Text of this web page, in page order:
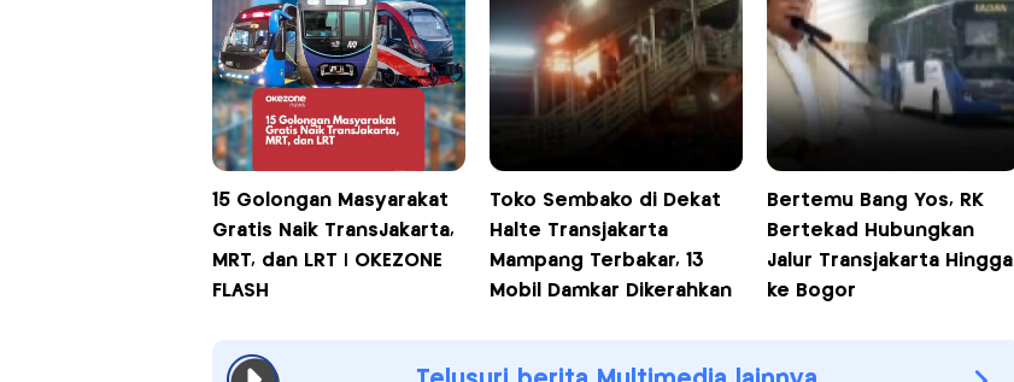
15 Golongan Masyarakat
Gratis Naik TransJakarta,
MRT, dan LRT | OKEZONE
FLASH
Toko Sembako di Dekat
Halte Transjakarta
Mampang Terbakar, 13
Mobil Damkar Dikerahkan
Bertemu Bang Yos, RK
Bertekad Hubungkan
Jalur Transjakarta Hingga
ke Bogor